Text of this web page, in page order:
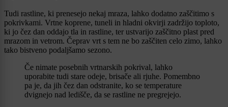
Tudi rastline, ki prenesejo nekaj mraza, lahko dodatno zaščitimo s
pokrivkami. Vrtne koprene, tuneli in hladni okvirji zadržijo toploto,
ki jo čez dan oddajo tla in rastline, ter ustvarijo zaščitno plast pred
mrazom in vetrom. Čeprav vrt s tem ne bo zaščiten celo zimo, lahko
tako bistveno podaljšamo sezono.
Če nimate posebnih vrtnarskih pokrival, lahko
uporabite tudi stare odeje, brisače ali rjuhe. Pomembno
pa je, da jih čez dan odstranite, ko se temperature
dvignejo nad ledišče, da se rastline ne pregrejejo.